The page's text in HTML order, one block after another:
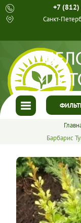
+7
Санкт-
Барбарис